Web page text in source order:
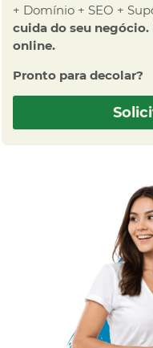
+ Domínio + SEO +
cuida do seu negócio.
online.
Pronto para decolar?